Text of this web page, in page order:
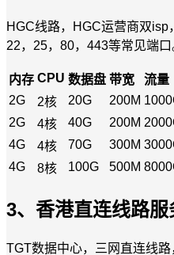
HGC线路，HGC运营商双isp
22，25，80，443等常见端口
内存 CPU 数据盘 带宽 流量
2G
2核 20G 200M
2G
4核 40G 200M
4G
4核 70G 300M
4G
8核 100G 500M
3、香港直连线路服
TGT数据中心，三网直连线